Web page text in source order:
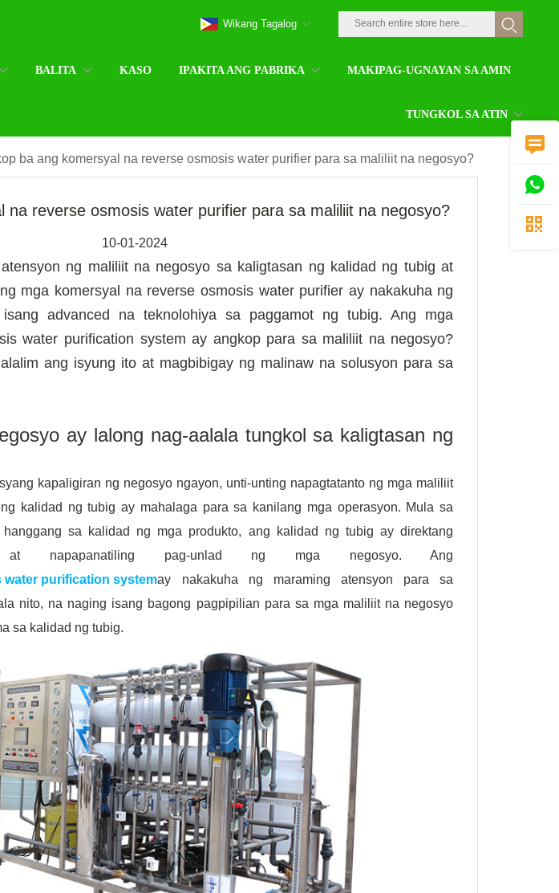
BALITA KASO IPAKITA ANG PABRIKA MAKIPAG-UGNAYAN SA AMIN
TUNGKOL SA ATIN
Wikang Tagalog
ba ang komersyal na reverse osmosis water purifier para sa maliliit na negosyo?
na reverse osmosis water purifier para sa maliliit na negosyo?
10-01-2024
ng maliliit na negosyo sa kaligtasan ng kalidad ng tubig at
mga komersyal na reverse osmosis water purifier ay nakakuha ng
advanced na teknolohiya sa paggamot ng tubig. Ang mga
water purification system ay angkop para sa maliliit na negosyo?
ang isyung ito at magbibigay ng malinaw na solusyon para sa
ay lalong nag-aalala tungkol sa kaligtasan ng
kapaligiran ng negosyo ngayon, unti-unting napagtatanto ng mga maliliit
kalidad ng tubig ay mahalaga para sa kanilang mga operasyon. Mula sa
sa kalidad ng mga produkto, ang kalidad ng tubig ay direktang
napapanatiling pag-unlad ng mga negosyo. Ang
water purification systemay nakakuha ng maraming atensyon para sa
nito, na naging isang bagong pagpipilian para sa mga maliliit na negosyo
sa kalidad ng tubig.


